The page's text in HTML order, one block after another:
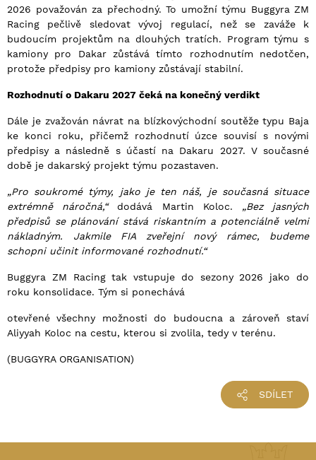
2026 považován za přechodný. To umožní týmu Buggyra ZM
Racing pečlivě sledovat vývoj regulací, než se zaváže k
budoucím projektům na dlouhých tratích. Program týmu s
kamiony pro Dakar zůstává tímto rozhodnutím nedotčen,
protože předpisy pro kamiony zůstávají stabilní.
Rozhodnutí o Dakaru 2027 čeká na konečný verdikt
Dále je zvažován návrat na blízkovýchodní soutěže typu Baja
ke konci roku, přičemž rozhodnutí úzce souvisí s novými
předpisy a následně s účastí na Dakaru 2027. V současné
době je dakarský projekt týmu pozastaven.
„Pro soukromé týmy, jako je ten náš, je současná situace
extrémně náročná,“dodává Martin Koloc. „Bez jasných
předpisů se plánování stává riskantním a potenciálně velmi
nákladným. Jakmile FIA zveřejní nový rámec, budeme
schopni učinit informované rozhodnutí.“
Buggyra ZM Racing tak vstupuje do sezony 2026 jako do
roku konsolidace. Tým si ponechává
otevřené všechny možnosti do budoucna a zároveň staví
Aliyyah Koloc na cestu, kterou si zvolila, tedy v terénu.
(BUGGYRA ORGANISATION)
SDÍLET